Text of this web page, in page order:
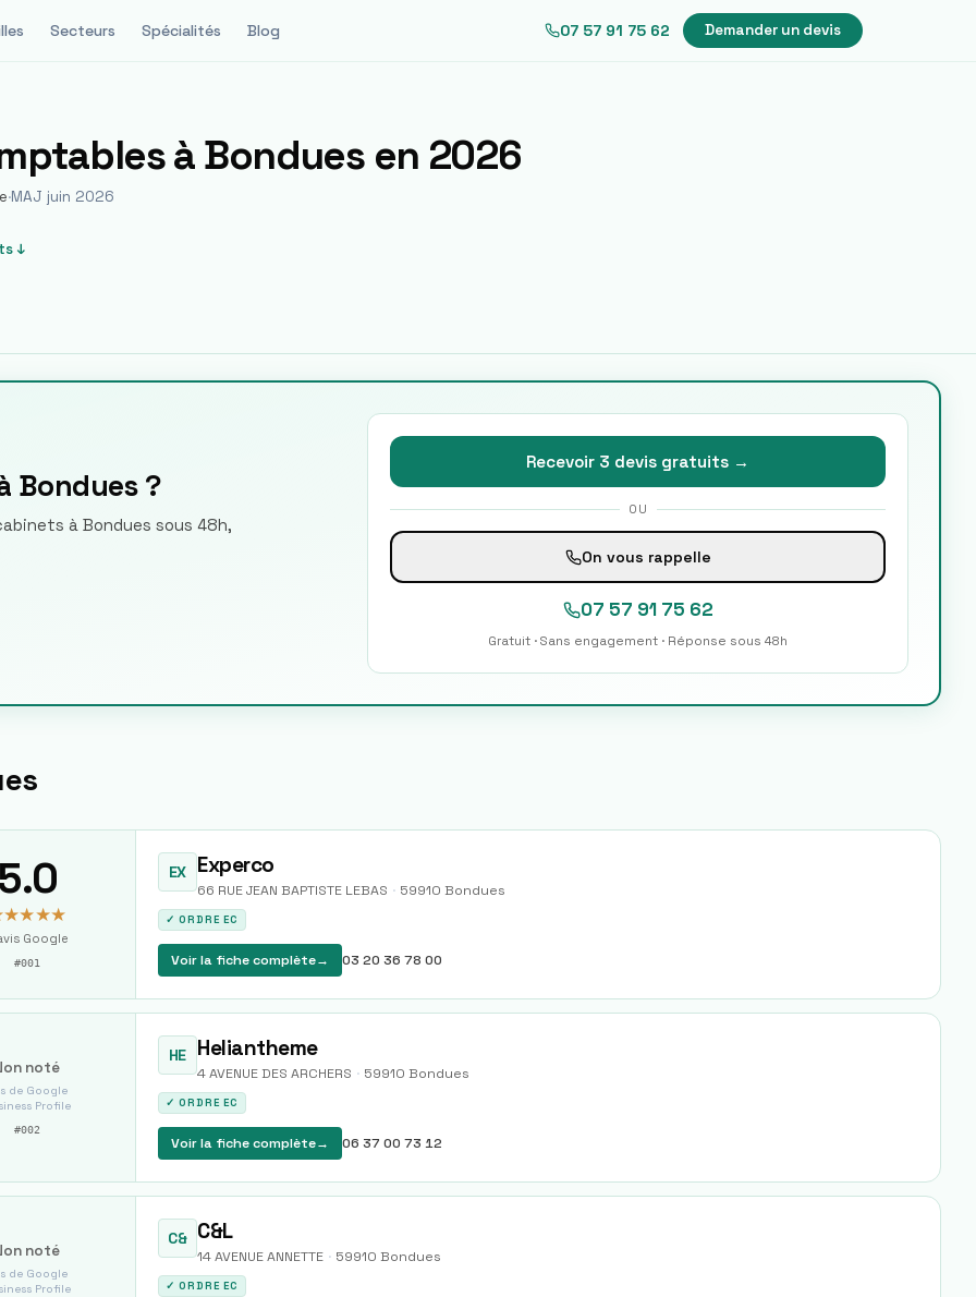
Secteurs Spécialités Blog 07 57 91 75 62 Demander un devis
àBonduesen 2026
·MAJ juin 2026
↓
Bondues ?
à Bondues sous 48h,
Recevoir 3 devis gratuits →
OU
On vous rappelle
07 57 91 75 62
Gratuit · Sans engagement · Réponse sous 48h
5.0
Google
#001
EX Experco
66 RUE JEAN BAPTISTE LEBAS · 59910 Bondues
✓ ORDRE EC
Voir la fiche complète→ 03 20 36 78 00
noté
de Google
Profile
#002
HE Heliantheme
4 AVENUE DES ARCHERS · 59910 Bondues
✓ ORDRE EC
Voir la fiche complète→ 06 37 00 73 12
noté
de Google
Profile
C& C&L
14 AVENUE ANNETTE · 59910 Bondues
✓ ORDRE EC